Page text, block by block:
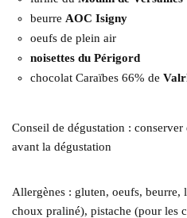
beurre AOC Isigny
oeufs de plein air
noisettes du Périgord
chocolat Caraïbes 66% de
Conseil de dégustation :
avant la dégustation
Allergènes : gluten, oeufs, beurre,
choux praliné), pistache (pour les